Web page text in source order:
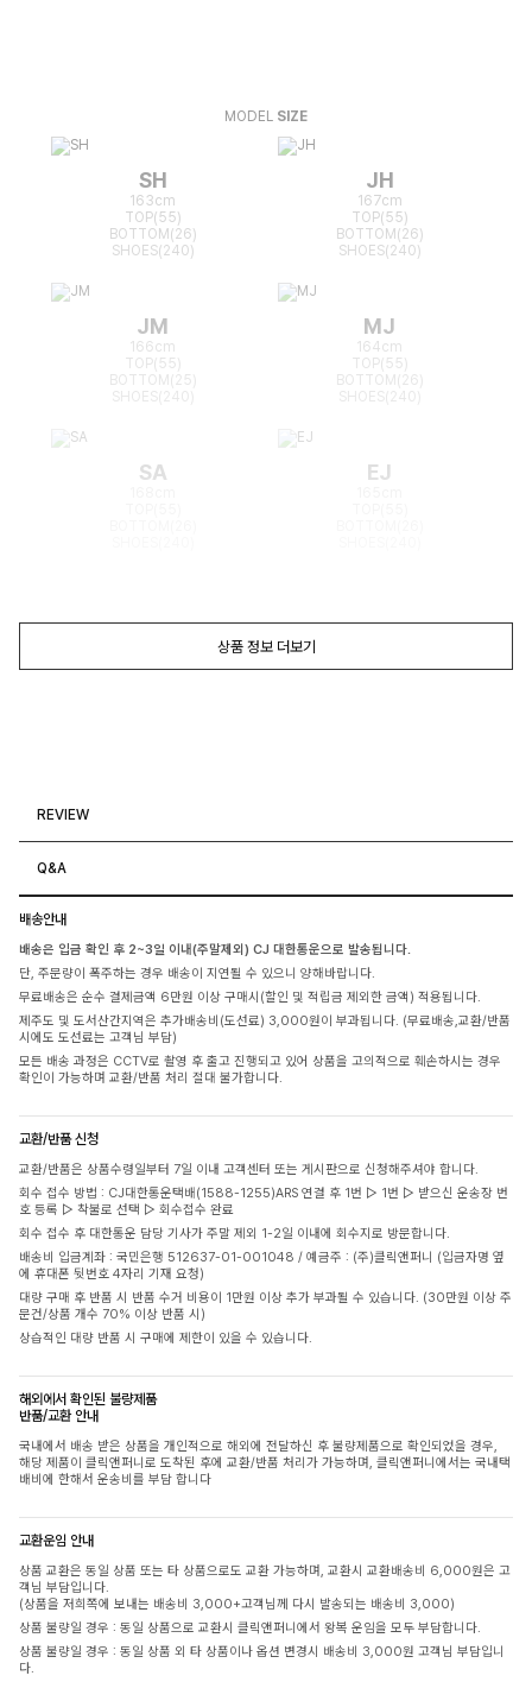
MODEL SIZE
SH
163cm
TOP(55)
BOTTOM(26)
SHOES(240)
JH
167cm
TOP(55)
BOTTOM(26)
SHOES(240)
JM
166cm
TOP(55)
BOTTOM(25)
MJ
164cm
TOP(55)
BOTTOM(26)
SA EJ
상품 정보 더보기
REVIEW
Q&A
배송안내
배송은 입금 확인 후 2~3일 이내(주말제외) CJ 대한통운으로 발송됩니다.
단, 주문량이 폭주하는 경우 배송이 지연될 수 있으니 양해바랍니다.
무료배송은 순수 결제금액 6만원 이상 구매시(할인 및 적립금 제외한 금액) 적용됩니다.
제주도 및 도서산간지역은 추가배송비(도선료) 3,000원이 부과됩니다. (무료배송,교환/반품
시에도 도선료는 고객님 부담)
모든 배송 과정은 CCTV로 촬영 후 출고 진행되고 있어 상품을 고의적으로 훼손하시는 경우
확인이 가능하며 교환/반품 처리 절대 불가합니다.
교환/반품 신청
교환/반품은 상품수령일부터 7일 이내 고객센터 또는 게시판으로 신청해주셔야 합니다.
회수 접수 방법 : CJ대한통운택배(1588-1255)ARS 연결 후 1번 ▷ 1번 ▷ 받으신 운송장 번
호 등록 ▷ 착불로 선택 ▷ 회수접수 완료
회수 접수 후 대한통운 담당 기사가 주말 제외 1-2일 이내에 회수지로 방문합니다.
배송비 입금계좌 : 국민은행 512637-01-001048 / 예금주 : (주)클릭앤퍼니 (입금자명 옆
에 휴대폰 뒷번호 4자리 기재 요청)
대량 구매 후 반품 시 반품 수거 비용이 1만원 이상 추가 부과될 수 있습니다. (30만원 이상 주
문건/상품 개수 70% 이상 반품 시)
상습적인 대량 반품 시 구매에 제한이 있을 수 있습니다.
해외에서 확인된 불량제품
반품/교환 안내
국내에서 배송 받은 상품을 개인적으로 해외에 전달하신 후 불량제품으로 확인되었을 경우,
해당 제품이 클릭앤퍼니로 도착된 후에 교환/반품 처리가 가능하며, 클릭앤퍼니에서는 국내택
배비에 한해서 운송비를 부담 합니다
교환운임 안내
상품 교환은 동일 상품 또는 타 상품으로도 교환 가능하며, 교환시 교환배송비 6,000원은 고
객님 부담입니다.
(상품을 저희쪽에 보내는 배송비 3,000+고객님께 다시 발송되는 배송비 3,000)
상품 불량일 경우 : 동일 상품으로 교환시 클릭앤퍼니에서 왕복 운임을 모두 부담합니다.
상품 불량일 경우 : 동일 상품 외 타 상품이나 옵션 변경시 배송비 3,000원 고객님 부담입니
다.